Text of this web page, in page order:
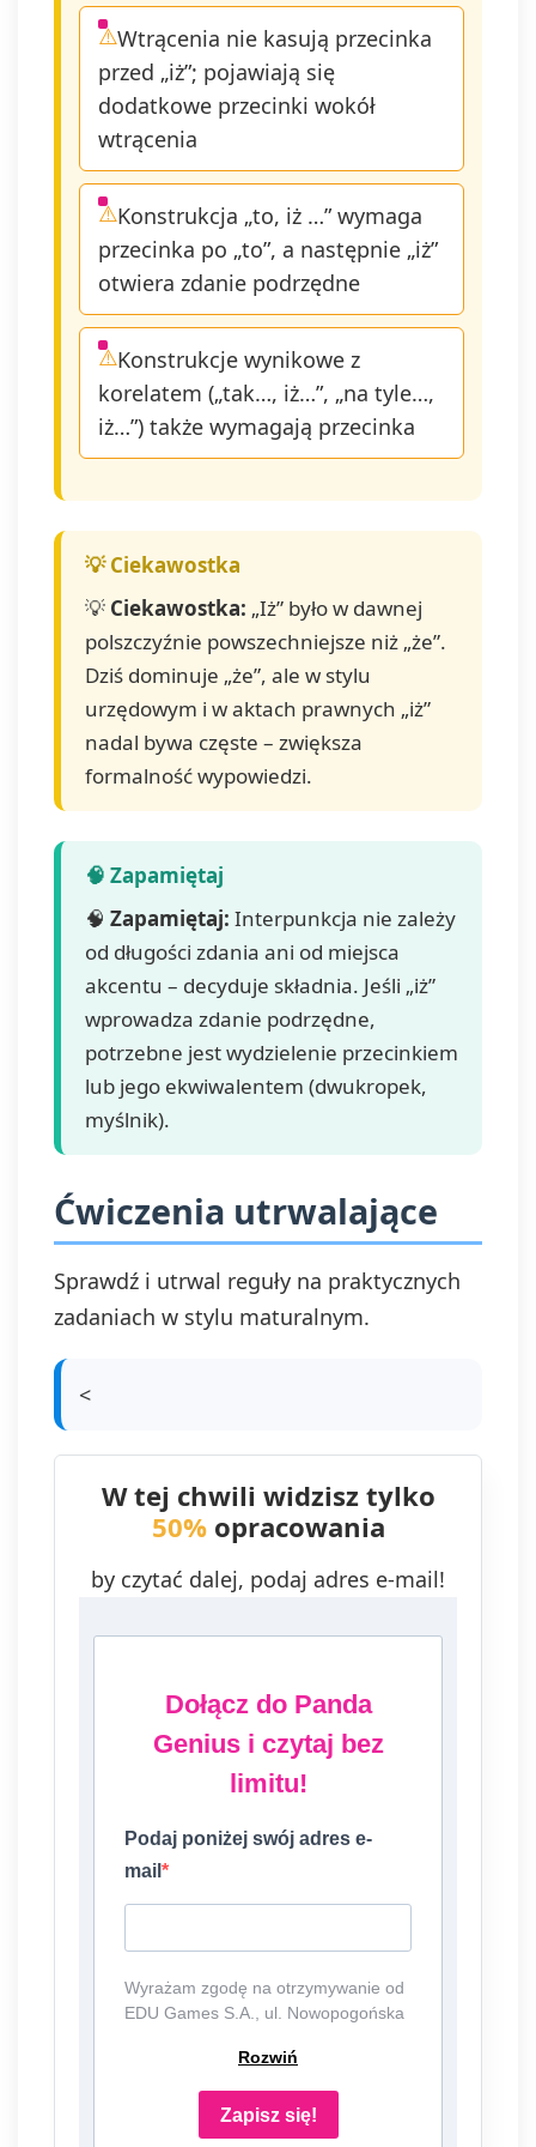
Wtrącenia nie kasują przecinka
przed „iż”; pojawiają się
dodatkowe przecinki wokół
wtrącenia
Konstrukcja „to, iż …” wymaga
przecinka po „to”, a następnie „iż”
otwiera zdanie podrzędne
Konstrukcje wynikowe z
korelatem („tak…, iż…”, „na tyle…,
iż…”) także wymagają przecinka
💡 Ciekawostka: „Iż” było w dawnej
polszczyźnie powszechniejsze niż „że”.
Dziś dominuje „że”, ale w stylu
urzędowym i w aktach prawnych „iż”
nadal bywa częste – zwiększa
formalność wypowiedzi.
🧠 Zapamiętaj: Interpunkcja nie zależy
od długości zdania ani od miejsca
akcentu – decyduje składnia. Jeśli „iż”
wprowadza zdanie podrzędne,
potrzebne jest wydzielenie przecinkiem
lub jego ekwiwalentem (dwukropek,
myślnik).
Ćwiczenia utrwalające
Sprawdź i utrwal reguły na praktycznych
zadaniach w stylu maturalnym.
<
W tej chwili widzisz tylko
50%opracowania
by czytać dalej, podaj adres e-mail!
Dołącz do Panda
Genius i czytaj bez
limitu!
Podaj poniżej swój adres e-
mail
Wyrażam zgodę na otrzymywanie od
EDU Games S.A., ul. Nowopogońska
6252475036, KRS: 0000861152,
REGON: 387109330 (dalej jako
"Administrator") newslettera, czyli
informacji o tematyce związanej z
Rozwiń
Zapisz się!